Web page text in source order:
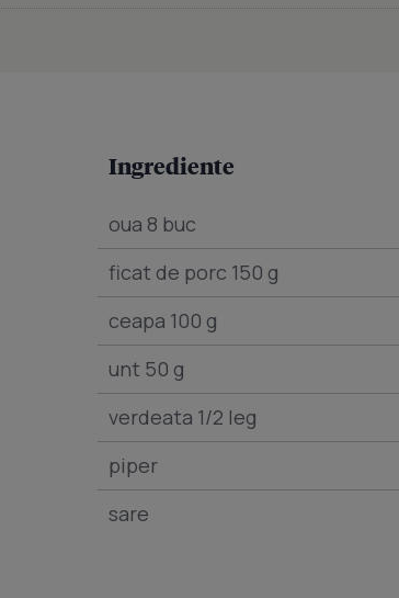
Ingrediente
oua 8 buc
ficat de porc 150 g
ceapa 100 g
unt 50 g
verdeata 1/2 leg
piper
sare